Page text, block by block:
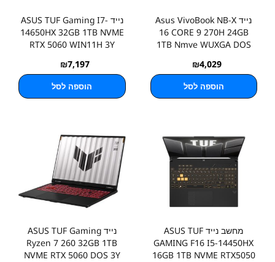
נייד Asus VivoBook NB-X
16 CORE 9 270H 24GB
1TB Nmve WUXGA DOS
₪4,029
הוספה לסל
נייד ASUS TUF Gaming I7-
14650HX 32GB 1TB NVME
RTX 5060 WIN11H 3Y
₪7,197
הוספה לסל
מחשב נייד ASUS TUF
GAMING F16 I5-14450HX
16GB 1TB NVME RTX5050
נייד ASUS TUF Gaming
Ryzen 7 260 32GB 1TB
NVME RTX 5060 DOS 3Y